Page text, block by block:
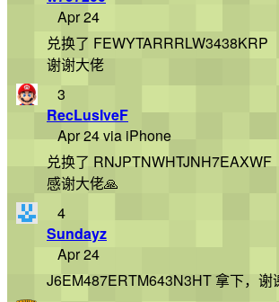
Apr 24
兑换了 FEWYTARRRLW3438KRP
谢谢大佬
3
RecLusIveF
Apr 24 via iPhone
兑换了 RNJPTNWHTJNH7EAXWF
感谢大佬🙏
4
Sundayz
Apr 24
J6EM487ERTM643N3HT 拿下，谢